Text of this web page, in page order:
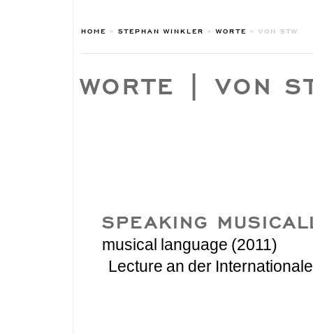
HOME » STEPHAN WINKLER »WORTE » VON STW
WORTE | VON
SPEAKING
musical language (2011)
Lecture an der